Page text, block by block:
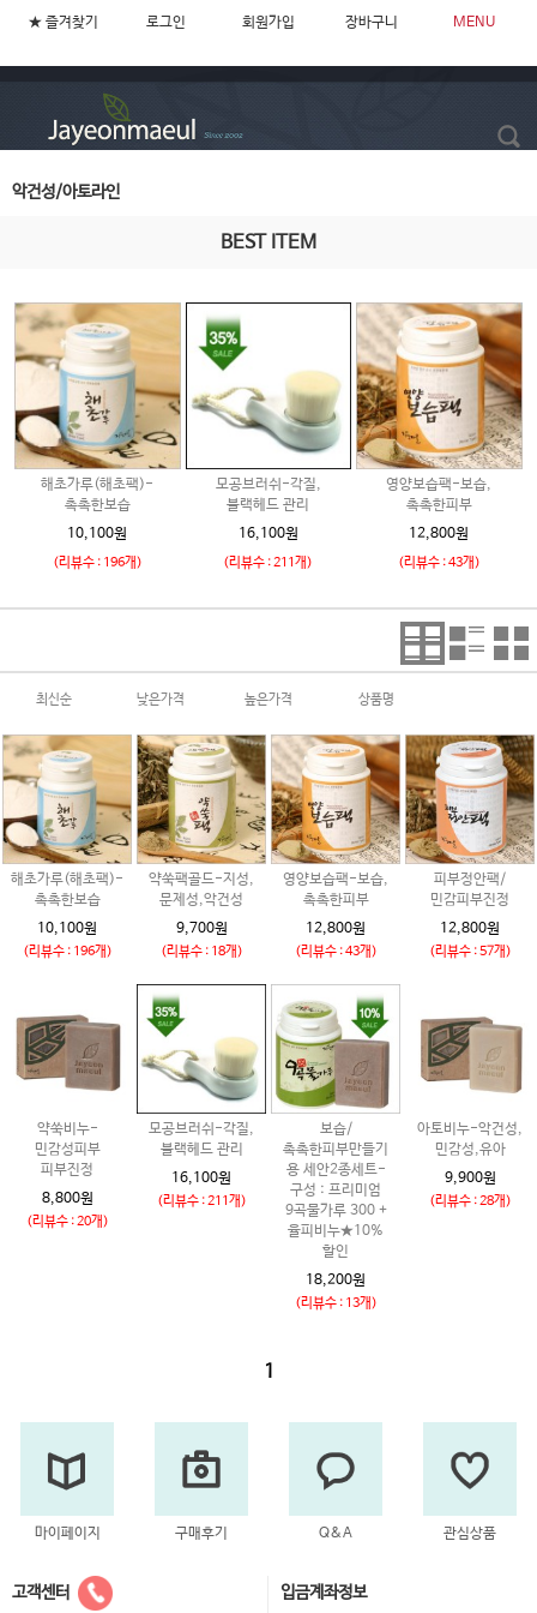
★ 즐겨찾기 로그인 회원가입 장바구니 MENU
악건성/아토라인
BEST ITEM
해초가루(해초팩)-
촉촉한보습
10,100원
(리뷰수 : 196개)
모공브러쉬-각질,
블랙헤드 관리
16,100원
(리뷰수 : 211개)
영양보습팩-보습,
촉촉한피부
12,800원
(리뷰수 : 43개)
최신순 낮은가격 높은가격 상품명
해초가루(해초팩)-
촉촉한보습
10,100원
(리뷰수 : 196개)
약쑥팩골드-지성,
문제성,악건성
9,700원
(리뷰수 : 18개)
영양보습팩-보습,
촉촉한피부
12,800원
(리뷰수 : 43개)
피부정안팩/
민감피부진정
12,800원
(리뷰수 : 57개)
약쑥비누-
민감성피부
피부진정
8,800원
(리뷰수 : 20개)
모공브러쉬-각질,
블랙헤드 관리
16,100원
(리뷰수 : 211개)
보습/
촉촉한피부만들기
용 세안2종세트-
구성 : 프리미엄
9곡물가루 300 +
율피비누★10%
할인
18,200원
(리뷰수 : 13개)
아토비누-악건성,
민감성,유아
9,900원
(리뷰수 : 28개)
1
마이페이지 구매후기 Q&A 관심상품
고객센터 입금계좌정보